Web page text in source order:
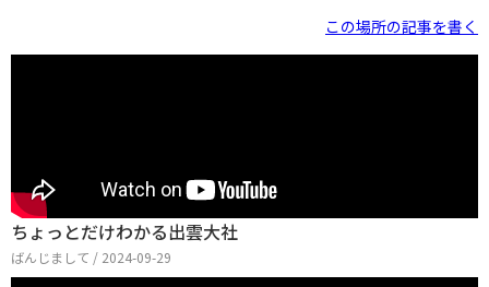
この場所の記事を書く
ちょっとだけわかる出雲大社
ばんじまして / 2024-09-29